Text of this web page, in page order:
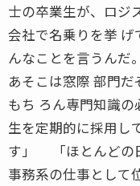
士の卒業生が、ロジ
会社で名乗りを挙 げ
んなことを言うんだ。
あそこは窓際 部門だ
もち ろん専門知識
生を定期的に採用し
す」 「ほとんどの
事務系の仕事として